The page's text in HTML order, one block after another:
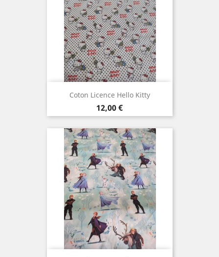
Coton Licence Hello Kitty
Prix
12,00 €